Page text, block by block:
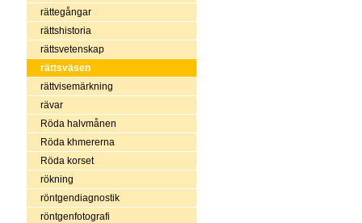
rättegångar
rättshistoria
rättsvetenskap
rättsväsen
rättvisemärkning
rävar
Röda halvmånen
Röda khmererna
Röda korset
rökning
röntgendiagnostik
röntgenfotografi